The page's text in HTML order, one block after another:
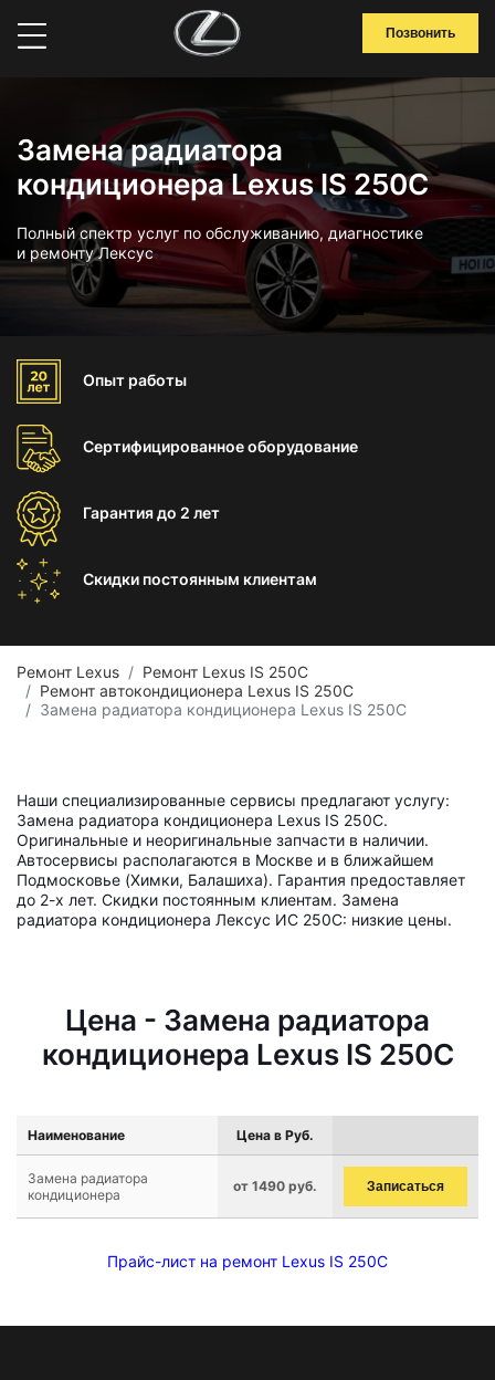
Позвонить
Замена радиатора
кондиционера Lexus IS 250C
Полный спектр услуг по обслуживанию, диагностике
и ремонту Лексус
Опыт работы
Сертифицированноеоборудование
Гарантиядо 2 лет
Скидки постоянным клиентам
Ремонт Lexus
Ремонт Lexus IS 250C
Ремонт автокондиционера Lexus IS 250C
Замена радиатора кондиционера Lexus IS 250C
Наши специализированные сервисы предлагают услугу:
Замена радиатора кондиционера Lexus IS 250C.
Оригинальные и неоригинальные запчасти в наличии.
Автосервисы располагаются в Москве и в ближайшем
Подмосковье (Химки, Балашиха). Гарантия предоставляет
до 2-х лет. Скидки постоянным клиентам. Замена
радиатора кондиционера Лексус ИС 250С: низкие цены.
Цена - Замена радиатора
кондиционера Lexus IS 250C
Наименование Цена в Руб.
Замена радиатора
кондиционера
от 1490 руб. Записаться
Прайс-лист на ремонт Lexus IS 250C